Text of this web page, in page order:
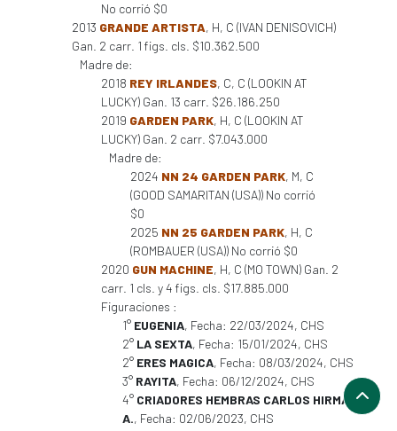
No corrió $0
2013 GRANDE ARTISTA, H, C (IVAN DENISOVICH)
Gan. 2 carr. 1 figs. cls. $10.362.500
Madre de:
2018 REY IRLANDES, C, C (LOOKIN AT
LUCKY) Gan. 13 carr. $26.186.250
2019 GARDEN PARK, H, C (LOOKIN AT
LUCKY) Gan. 2 carr. $7.043.000
Madre de:
2024 NN 24 GARDEN PARK, M, C
(GOOD SAMARITAN (USA)) No corrió
$0
2025 NN 25 GARDEN PARK, H, C
(ROMBAUER (USA)) No corrió $0
2020 GUN MACHINE, H, C (MO TOWN) Gan. 2
carr. 1 cls. y 4 figs. cls. $17.885.000
Figuraciones :
1° EUGENIA, Fecha: 22/03/2024, CHS
2° LA SEXTA, Fecha: 15/01/2024, CHS
2° ERES MAGICA, Fecha: 08/03/2024, CHS
3° RAYITA, Fecha: 06/12/2024, CHS
4° CRIADORES HEMBRAS CARLOS HIRMAS
A., Fecha: 02/06/2023, CHS